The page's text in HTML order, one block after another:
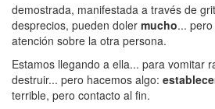
demostrada, manifestada a través de
desprecios, pueden doler mucho...
atención sobre la otra persona.
Estamos llegando a ella... para vomitar
destruir... pero hacemos algo:
terrible, pero contacto al fin.